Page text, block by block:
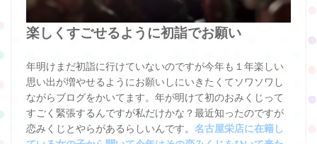
楽しくすごせるように初詣でお願い
年明けまだ初詣に行けていないのですが今年も１年楽しい
思い出が増やせるようにお願いしにいきたくてソワソワし
ながらブログをかいてます。年が明けて初のおみくじって
すごく緊張するんですが私だけかな？最近知ったのですが
恋みくじとやらがあるらしいんです。 名古屋栄店に在籍し